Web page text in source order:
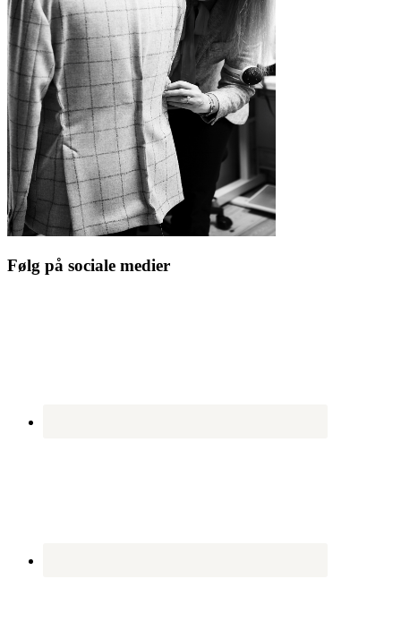
Følg på sociale medier